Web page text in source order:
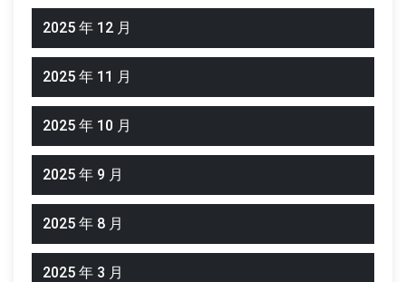
2025 年 12 月
2025 年 11 月
2025 年 10 月
2025 年 9 月
2025 年 8 月
2025 年 3 月